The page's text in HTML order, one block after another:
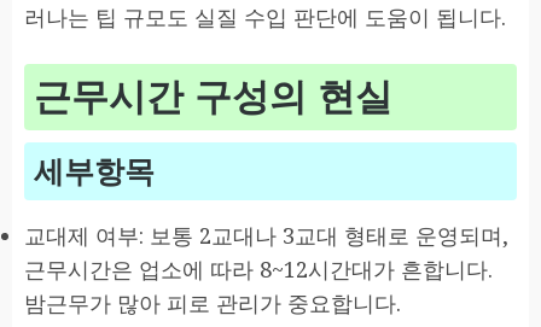
러나는 팁 규모도 실질 수입 판단에 도움이 됩니다.
근무시간 구성의 현실
세부항목
교대제 여부: 보통 2교대나 3교대 형태로 운영되며,
근무시간은 업소에 따라 8~12시간대가 흔합니다.
밤근무가 많아 피로 관리가 중요합니다.